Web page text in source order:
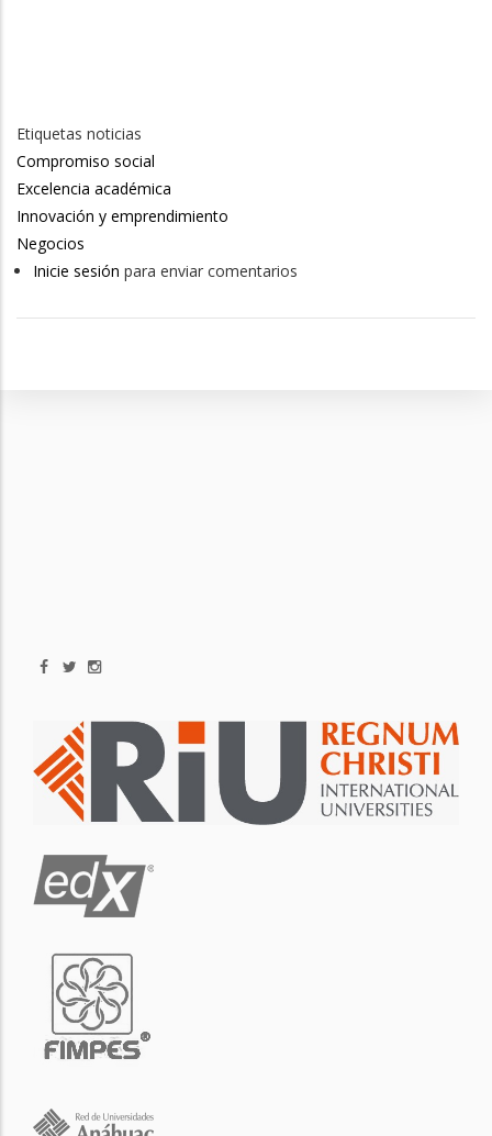
Etiquetas noticias
Compromiso social
Excelencia académica
Innovación y emprendimiento
Negocios
Inicie sesión para enviar comentarios